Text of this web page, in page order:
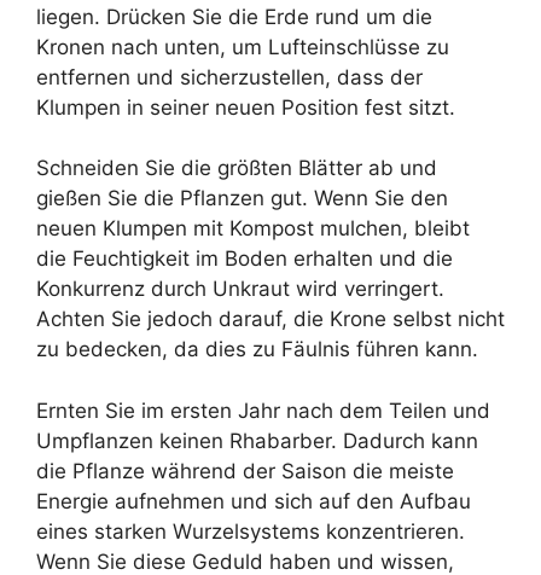
liegen. Drücken Sie die Erde rund um die
Kronen nach unten, um Lufteinschlüsse zu
entfernen und sicherzustellen, dass der
Klumpen in seiner neuen Position fest sitzt.
Schneiden Sie die größten Blätter ab und
gießen Sie die Pflanzen gut. Wenn Sie den
neuen Klumpen mit Kompost mulchen, bleibt
die Feuchtigkeit im Boden erhalten und die
Konkurrenz durch Unkraut wird verringert.
Achten Sie jedoch darauf, die Krone selbst nicht
zu bedecken, da dies zu Fäulnis führen kann.
Ernten Sie im ersten Jahr nach dem Teilen und
Umpflanzen keinen Rhabarber. Dadurch kann
die Pflanze während der Saison die meiste
Energie aufnehmen und sich auf den Aufbau
eines starken Wurzelsystems konzentrieren.
Wenn Sie diese Geduld haben und wissen,